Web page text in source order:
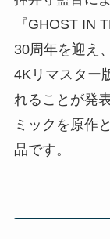
『GHOST IN
30周年を迎え
4Kリマスター
れることが発
ミックを原作
品です。